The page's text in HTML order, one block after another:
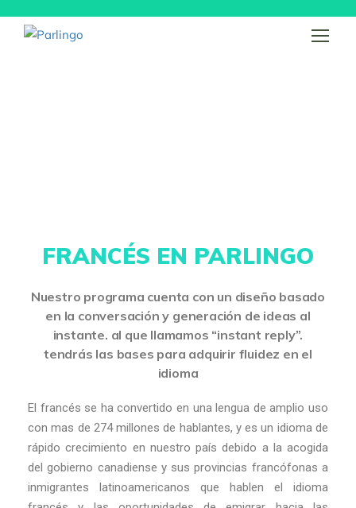
FRANCÉS EN PARLINGO
Nuestro programa cuenta con un diseño basado
en la conversación y generación de ideas al
instante. al que llamamos “instant reply”.
tendrás las bases para adquirir fluidez en el
idioma
El francés se ha convertido en una lengua de amplio uso
con mas de 274 millones de hablantes, y es un idioma de
rápido crecimiento en nuestro país debido a la acogida
del gobierno canadiense y sus provincias francófonas a
inmigrantes latinoamericanos que hablen el idioma